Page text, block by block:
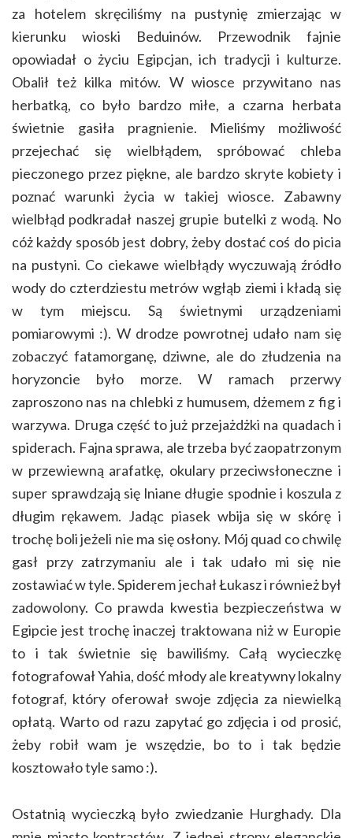
za hotelem skręciliśmy na pustynię zmierzając w
kierunku wioski Beduinów. Przewodnik fajnie
opowiadał o życiu Egipcjan, ich tradycji i kulturze.
Obalił też kilka mitów. W wiosce przywitano nas
herbatką, co było bardzo miłe, a czarna herbata
świetnie gasiła pragnienie. Mieliśmy możliwość
przejechać się wielbłądem, spróbować chleba
pieczonego przez piękne, ale bardzo skryte kobiety i
poznać warunki życia w takiej wiosce. Zabawny
wielbłąd podkradał naszej grupie butelki z wodą. No
cóż każdy sposób jest dobry, żeby dostać coś do picia
na pustyni. Co ciekawe wielbłądy wyczuwają źródło
wody do czterdziestu metrów wgłąb ziemi i kładą się
w tym miejscu. Są świetnymi urządzeniami
pomiarowymi :). W drodze powrotnej udało nam się
zobaczyć fatamorganę, dziwne, ale do złudzenia na
horyzoncie było morze. W ramach przerwy
zaproszono nas na chlebki z humusem, dżemem z fig i
warzywa. Druga część to już przejażdżki na quadach i
spiderach. Fajna sprawa, ale trzeba być zaopatrzonym
w przewiewną arafatkę, okulary przeciwsłoneczne i
super sprawdzają się lniane długie spodnie i koszula z
długim rękawem. Jadąc piasek wbija się w skórę i
trochę boli jeżeli nie ma się osłony. Mój quad co chwilę
gasł przy zatrzymaniu ale i tak udało mi się nie
zostawiać w tyle. Spiderem jechał Łukasz i również był
zadowolony. Co prawda kwestia bezpieczeństwa w
Egipcie jest trochę inaczej traktowana niż w Europie
to i tak świetnie się bawiliśmy. Całą wycieczkę
fotografował Yahia, dość młody ale kreatywny lokalny
fotograf, który oferował swoje zdjęcia za niewielką
opłatą. Warto od razu zapytać go zdjęcia i od prosić,
żeby robił wam je wszędzie, bo to i tak będzie
kosztowało tyle samo :).
Ostatnią wycieczką było zwiedzanie Hurghady. Dla